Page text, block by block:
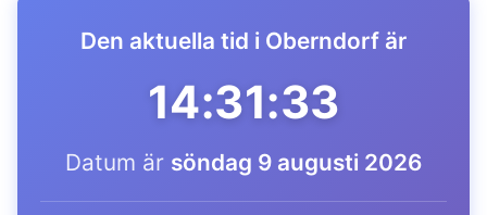
Den aktuella tid i Oberndorf är
14:31:33
Datum är söndag 9 augusti 2026